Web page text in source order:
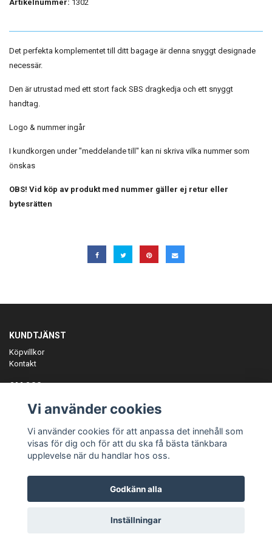
Artikelnummer: 1302
Det perfekta komplementet till ditt bagage är denna snyggt designade
necessär.
Den är utrustad med ett stort fack SBS dragkedja och ett snyggt
handtag.
Logo & nummer ingår
I kundkorgen under "meddelande till" kan ni skriva vilka nummer som
önskas
OBS! Vid köp av produkt med nummer gäller ej retur eller
bytesrätten
KUNDTJÄNST
Köpvillkor
Kontakt
OM OSS
ANMÄL DIG TILL VÅRT NYHETSBREV
Prenumerera
© Copyright Teamgear
Vi använder cookies
Vi använder cookies för att anpassa det innehåll som
visas för dig och för att du ska få bästa tänkbara
upplevelse när du handlar hos oss.
Godkänn alla
Inställningar